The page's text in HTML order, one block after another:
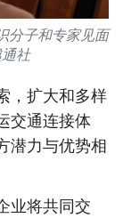
分子和专家见面
社
，扩大和多样
交通连接体
潜力与优势相
业将共同交